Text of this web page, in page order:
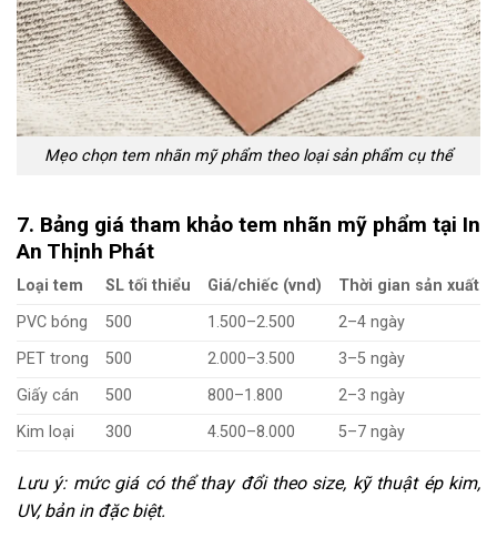
Mẹo chọn tem nhãn mỹ phẩm theo loại sản phẩm cụ thể
7. Bảng giá tham khảo tem nhãn mỹ phẩm tại In
An Thịnh Phát
Loại tem SL tối thiểu Giá/chiếc (vnd)
Thời gian sản xuất
PVC bóng
500 1.500–2.500
2–4 ngày
PET trong
500 2.000–3.500
3–5 ngày
Giấy cán
500 800–1.800
2–3 ngày
Kim loại
300 4.500–8.000 5–7 ngày
Lưu ý: mức giá có thể thay đổi theo size, kỹ thuật ép kim,
UV, bản in đặc biệt.